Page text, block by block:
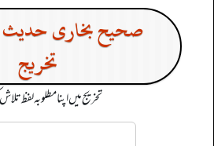
تخریج
تخریج میں اپنا مطلوبہ لفظ